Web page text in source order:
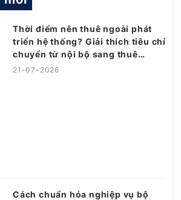
Thời điểm nên thuê ngoài phát
triển hệ thống? Giải thích tiêu chí
chuyển từ nội bộ sang thuê
ngoài
21-07-2026
Cách chuẩn hóa nghiệp vụ bộ